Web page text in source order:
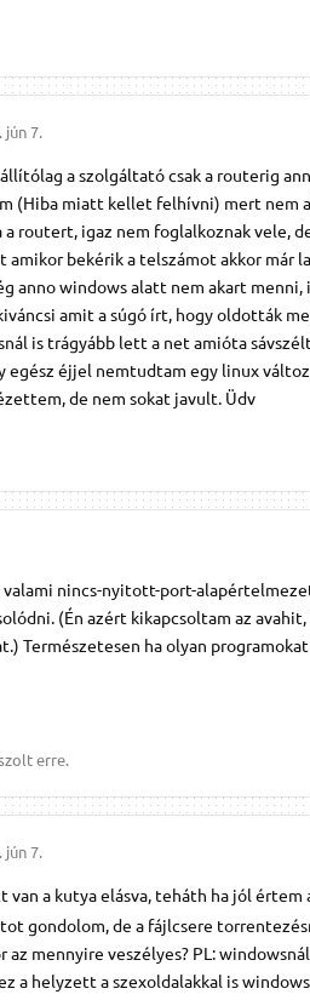
jún 7.
a szolgáltató csak a routerig
(Hiba miatt kellet felhívni) mert nem
routert, igaz nem foglalkoznak vele,
amikor bekérik a telszámot akkor már
anno windows alatt nem akart menni,
amit a súgó írt, hogy oldották
is trágyább lett a net amióta
egész éjjel nemtudtam egy linux
de nem sokat javult. Üdv
nincs-nyitott-port-
(Én azért kikapcsoltam az
Természetesen ha olyan
erre.
jún 7.
van a kutya elásva, teháth ha jól
gondolom, de a fájlcsere
az mennyire veszélyes? PL:
a helyzett a szexoldalakkal is